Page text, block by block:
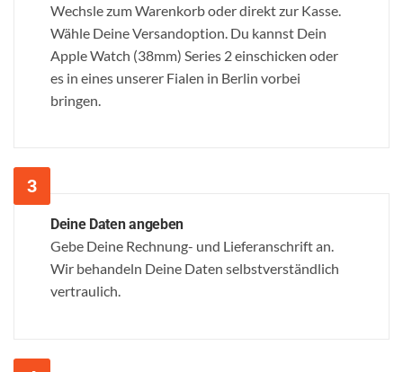
Wechsle zum Warenkorb oder direkt zur Kasse.
Wähle Deine Versandoption. Du kannst Dein
Apple Watch (38mm) Series 2 einschicken oder
es in eines unserer Fialen in Berlin vorbei
bringen.
Deine Daten angeben
Gebe Deine Rechnung- und Lieferanschrift an.
Wir behandeln Deine Daten selbstverständlich
vertraulich.